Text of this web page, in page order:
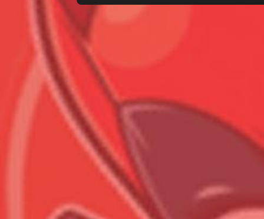
Всего позиций в корзине
Всего товара в корзине